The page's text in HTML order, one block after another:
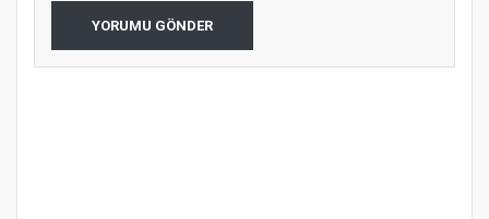
YORUMU GÖNDER